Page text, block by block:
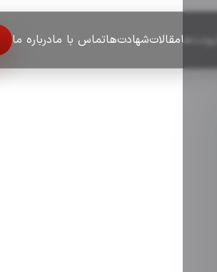
ایونت‌هامقالاتشهادت‌هاتماس با مادرباره ما